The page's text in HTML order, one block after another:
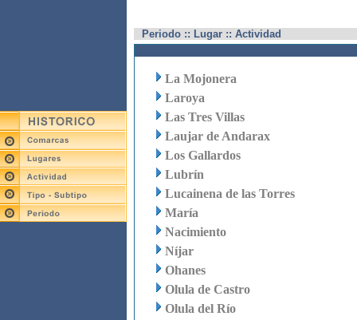
Periodo :: Lugar :: Actividad
La Mojonera
Laroya
Las Tres Villas
Laujar de Andarax
Los Gallardos
Lubrín
Lucainena de las Torres
María
Nacimiento
Níjar
Ohanes
Olula de Castro
Olula del Río